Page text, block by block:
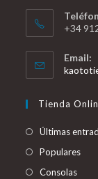
+34
Email:
Tienda
Últimas
Populares
Consolas